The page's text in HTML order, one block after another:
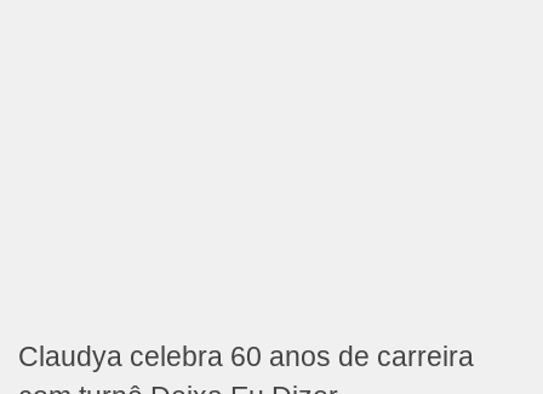
Claudya celebra 60 anos de carreira